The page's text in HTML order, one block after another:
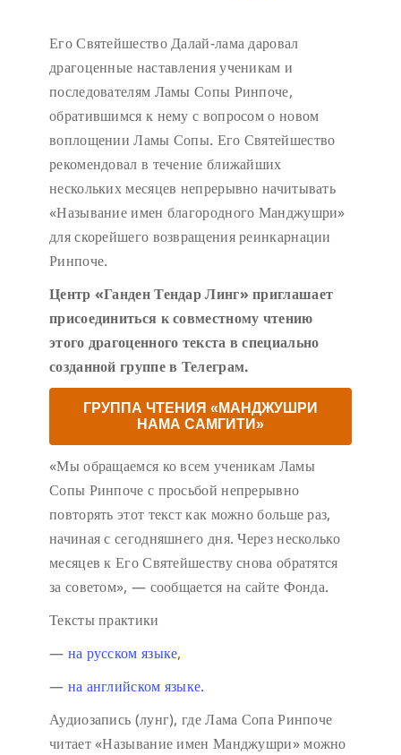
Его Святейшество Далай-лама даровал
драгоценные наставления ученикам и
последователям Ламы Сопы Ринпоче,
обратившимся к нему с вопросом о новом
воплощении Ламы Сопы. Его Святейшество
рекомендовал в течение ближайших
нескольких месяцев непрерывно начитывать
«Называние имен благородного Манджушри»
для скорейшего возвращения реинкарнации
Ринпоче.
Центр «Ганден Тендар Линг» приглашает
присоединиться к совместному чтению
этого драгоценного текста в специально
созданной группе в Телеграм.
ГРУППА ЧТЕНИЯ «МАНДЖУШРИ
НАМА САМГИТИ»
«Мы обращаемся ко всем ученикам Ламы
Сопы Ринпоче с просьбой непрерывно
повторять этот текст как можно больше раз,
начиная с сегодняшнего дня. Через несколько
месяцев к Его Святейшеству снова обратятся
за советом», — сообщается на сайте Фонда.
Тексты практики
— на русском языке,
— на английском языке.
Аудиозапись (лунг), где Лама Сопа Ринпоче
читает «Называние имен Манджушри» можно